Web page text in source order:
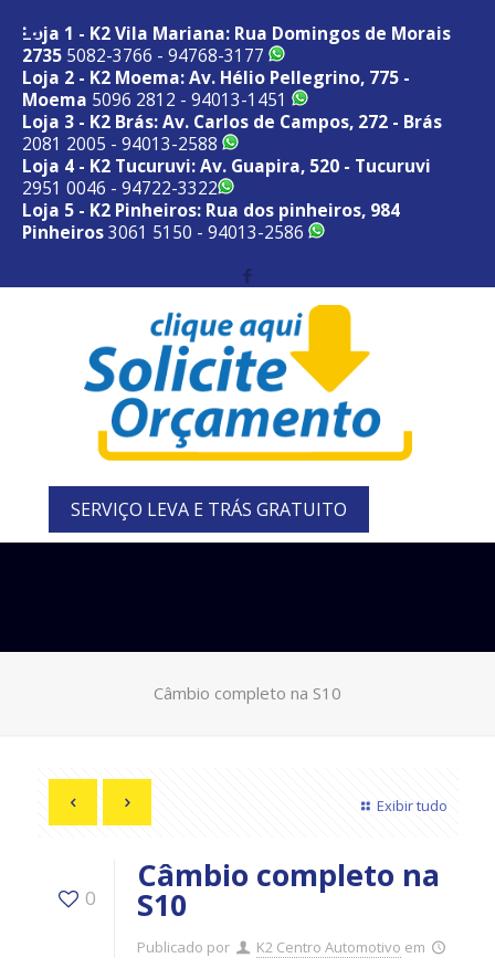
Loja 1 - K2 Vila Mariana: Rua Domingos de Morais
2735 5082-3766 - 94768-3177
Loja 2 - K2 Moema: Av. Hélio Pellegrino, 775 -
Moema 5096 2812 - 94013-1451
Loja 3 - K2 Brás: Av. Carlos de Campos, 272 - Brás
2081 2005 - 94013-2588
Loja 4 - K2 Tucuruvi: Av. Guapira, 520 - Tucuruvi
2951 0046 - 94722-3322
Loja 5 - K2 Pinheiros: Rua dos pinheiros, 984
Pinheiros3061 5150 - 94013-2586
SERVIÇO LEVA E TRÁS GRATUITO
Câmbio completo na S10
Exibir tudo
0
Câmbio completo na
S10
Publicado por K2 Centro Automotivo em